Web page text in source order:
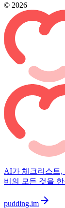
© 2026
AI가 체크리스트,
비의 모든 것을
pudding.im arrow_forward